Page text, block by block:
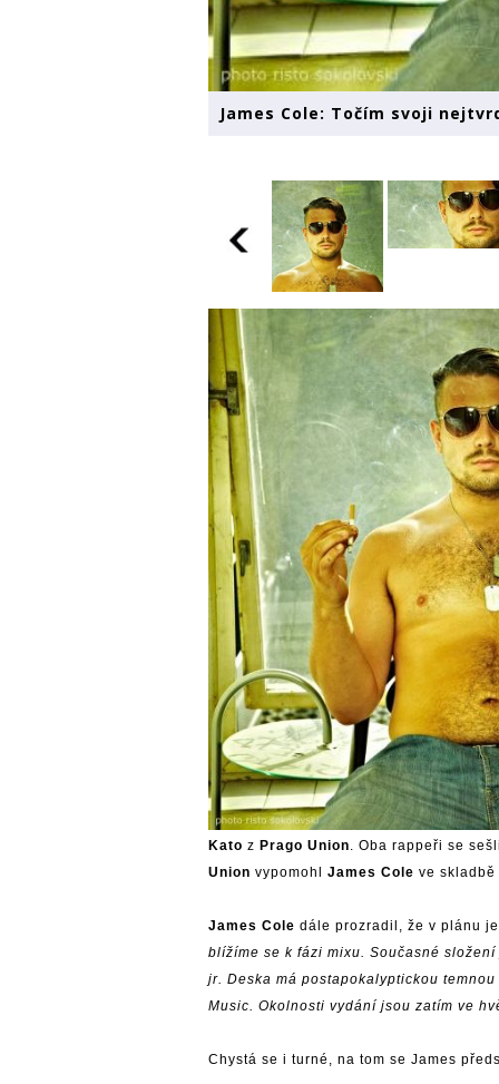
James Cole: Točím svoji
Kato z Prago Union. Oba rappeři se
Union vypomohl James Cole ve skladbě
James Cole dále prozradil, že v plánu
blížíme se k fázi mixu. Současné
jr. Deska má postapokalyptickou
Music. Okolnosti vydání jsou zatím ve
Chystá se i turné, na tom se James